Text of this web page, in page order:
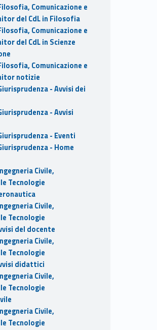
Comunicazione e
del CdL in Filosofia
Comunicazione e
del CdL in Scienze
Comunicazione e
notizie
- Avvisi dei
- Avvisi
- Eventi
- Home
Civile,
Tecnologie
Civile,
Tecnologie
del docente
Civile,
Tecnologie
didattici
Civile,
Tecnologie
Civile,
Tecnologie